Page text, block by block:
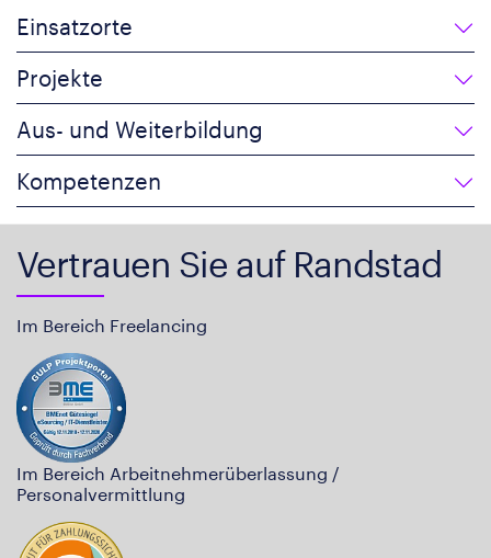
Einsatzorte
Projekte
Aus- und Weiterbildung
Kompetenzen
Vertrauen Sie auf Randstad
Im Bereich Freelancing
Im Bereich Arbeitnehmerüberlassung /
Personalvermittlung